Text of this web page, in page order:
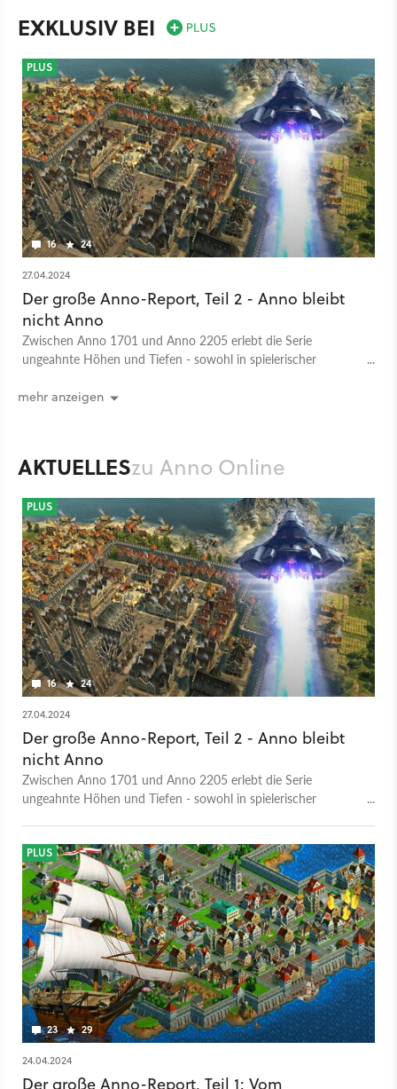
Blue Byte Software
Anno Online
EXKLUSIV BEI
16 24
PLUS
27.04.2024
Der große Anno-Report, Teil 2 - Anno bleibt
nicht Anno
Zwischen Anno 1701 und Anno 2205 erlebt die Serie
ungeahnte Höhen und Tiefen - sowohl in spielerischer
Reports erklärt, warum.
mehr anzeigen
AKTUELLESzu Anno Online
16 24
PLUS
27.04.2024
Der große Anno-Report, Teil 2 - Anno bleibt
nicht Anno
Zwischen Anno 1701 und Anno 2205 erlebt die Serie
ungeahnte Höhen und Tiefen - sowohl in spielerischer
23 29
PLUS
24.04.2024
Der große Anno-Report, Teil 1: Vom